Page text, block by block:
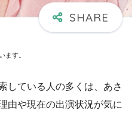
ます。
している人の多くは、あさ
由や現在の出演状況が気に